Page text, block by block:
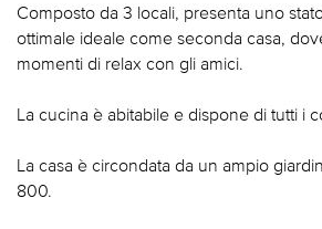
Composto da 3 locali, presenta uno
ottimale ideale come seconda casa,
momenti di relax con gli amici.
La cucina è abitabile e dispone di tutti i
La casa è circondata da un ampio
800.